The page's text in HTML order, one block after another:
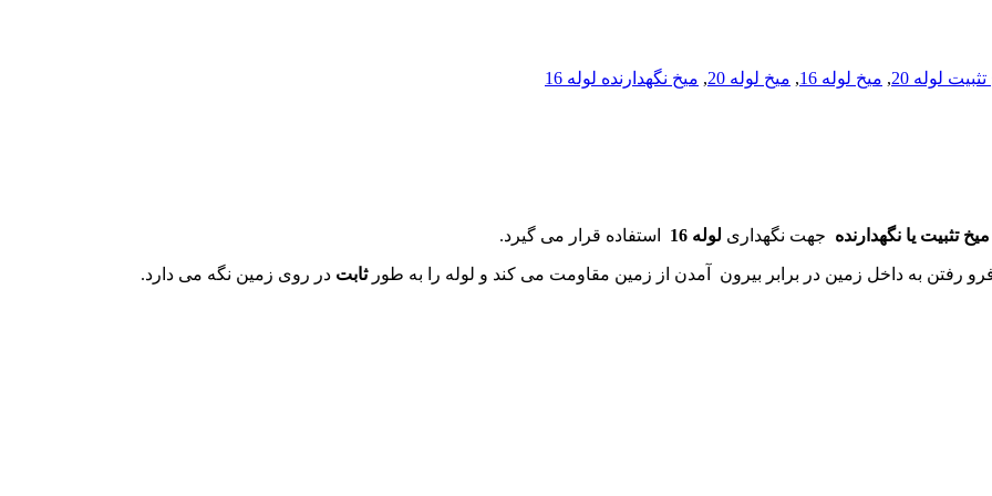
لوله 20 , میخ لوله 16 , میخ لوله 20 , میخ نگهدارنده لوله 16
میخ تثبیت یا نگهدارنده جهت نگهداری لوله 16 استفاده قرار می گیرد.
رفتن به داخل زمین در برابر بیرون آمدن از زمین مقاومت می کند و لوله را به طورثابت در روی زمین نگه می دارد.